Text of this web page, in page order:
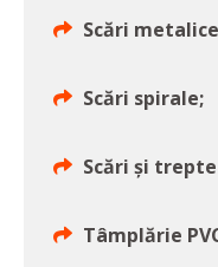
Scări
Scări spirale;
Scări şi
Tâmplărie